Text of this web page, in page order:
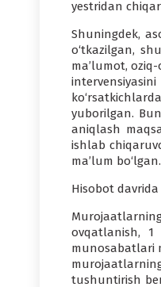
yestridan
Shuningdek,
o‘tka­zilgan,
ma’lumot,
yuborilgan.
aniqlash
ishlab
ma’lum bo‘lgan.
Hisobot
ovqatlanish,
munosabatla­ri
tushuntirish